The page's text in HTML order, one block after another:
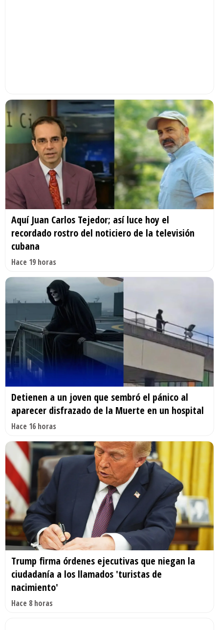
Aquí Juan Carlos Tejedor; así luce hoy el
recordado rostro del noticiero de la televisión
cubana
Hace 19 horas
Detienen a un joven que sembró el pánico al
aparecer disfrazado de la Muerte en un hospital
Hace 16 horas
Trump firma órdenes ejecutivas que niegan la
ciudadanía a los llamados 'turistas de
nacimiento'
Hace 8 horas